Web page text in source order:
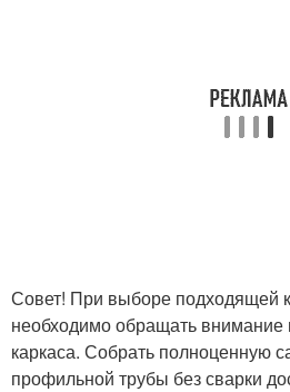
Совет! При выборе подходящей
необходимо обращать внимание
каркаса. Собрать полноценную
профильной трубы без сварки